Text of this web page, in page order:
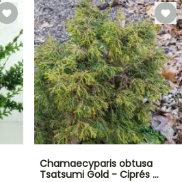
Chamaecyparis obtusa
Tsatsumi Gold - Ciprés …